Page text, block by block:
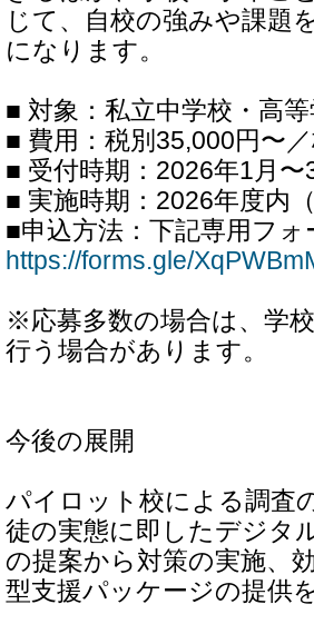
じて、自校の強みや課題
になります。
■ 対象：私立中学校・高
■ 費用：税別35,000円
■ 受付時期：2026年1月〜
■ 実施時期：2026年度内
■申込方法：下記専用フ
https://forms.gle/
※応募多数の場合は、学
行う場合があります。
今後の展開
パイロット校による調査
徒の実態に即したデジタ
の提案から対策の実施、
型支援パッケージの提供